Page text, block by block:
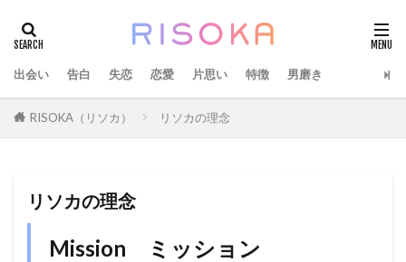
出会い 告白 失恋 恋愛 片思い 特徴 男磨き
RISOKA（リソカ） リソカの理念
リソカの理念
Mission ミッション